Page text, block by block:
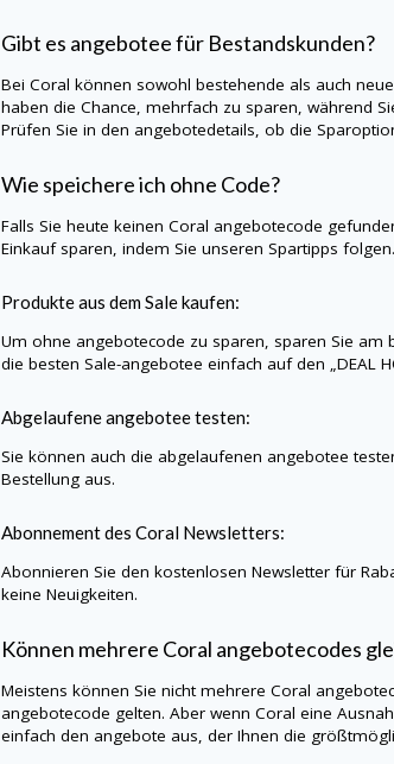
Gibt es angebotee für Bestandskunden?
Bei Coral können sowohl bestehende als auch
haben die Chance, mehrfach zu sparen, während
Prüfen Sie in den angebotedetails, ob die
Wie speichere ich ohne Code?
Falls Sie heute keinen Coral angebotecode
Einkauf sparen, indem Sie unseren Spartipps folgen.
Produkte aus dem Sale kaufen:
Um ohne angebotecode zu sparen, sparen Sie
die besten Sale-angebotee einfach auf den „DEAL
Abgelaufene angebotee testen:
Sie können auch die abgelaufenen angebotee
Bestellung aus.
Abonnement des Coral Newsletters:
Abonnieren Sie den kostenlosen Newsletter für
keine Neuigkeiten.
Können mehrere Coral angebotecodes
Meistens können Sie nicht mehrere Coral
angebotecode gelten. Aber wenn Coral eine
einfach den angebote aus, der Ihnen die